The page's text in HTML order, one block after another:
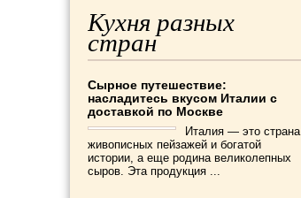
Кухня разных
стран
Сырное путешествие:
насладитесь вкусом Италии с
доставкой по Москве
Италия — это страна
живописных пейзажей и богатой
истории, а еще родина великолепных
сыров. Эта продукция ...